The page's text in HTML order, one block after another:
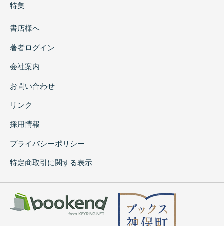
特集
書店様へ
著者ログイン
会社案内
お問い合わせ
リンク
採用情報
プライバシーポリシー
特定商取引に関する表示